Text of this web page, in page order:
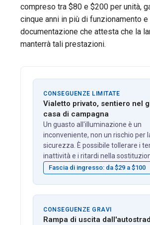
compreso tra $80 e $200 per unità,
cinque anni in più di funzionamento e
documentazione che attesta che la
manterrà tali prestazioni.
CONSEGUENZE LIMITATE
Vialetto privato, sentiero nel
casa di campagna
Un guasto all'illuminazione è un
inconveniente, non un rischio per
sicurezza. È possibile tollerare i
inattività e i ritardi nella
Fascia di ingresso: da $29 a $100
CONSEGUENZE GRAVI
Rampa di uscita